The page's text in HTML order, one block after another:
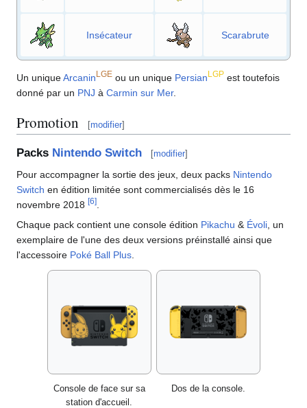
Insécateur Scarabrute
Un uniqueArcanin LGE ou un unique Persian LGP est toutefois
donné par un PNJ à Carmin sur Mer.
Promotion [modifier]
Packs Nintendo Switch [modifier]
Pour accompagner la sortie des jeux, deux packs Nintendo
Switch en édition limitée sont commercialisés dès le 16
novembre 2018 [6]
Chaque pack contient une console édition Pikachu & Évoli , un
exemplaire de l'une des deux versions préinstallé ainsi que
l'accessoire Poké Ball Plus
Console de face sur sa
station d'accueil.
Dos de la console.